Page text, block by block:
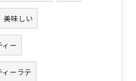
美味しい
ィー
ィーラテ